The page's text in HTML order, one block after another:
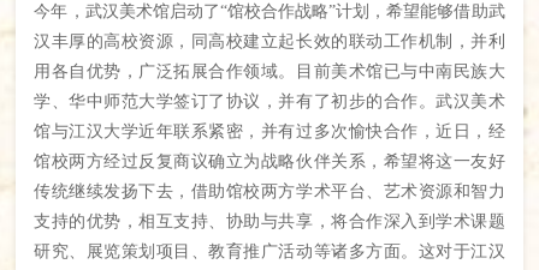
今年，武汉美术馆启动了“馆校合作战略”计划，希望能够借助武
汉丰厚的高校资源，同高校建立起长效的联动工作机制，并利
用各自优势，广泛拓展合作领域。目前美术馆已与中南民族大
学、华中师范大学签订了协议，并有了初步的合作。武汉美术
馆与江汉大学近年联系紧密，并有过多次愉快合作，近日，经
馆校两方经过反复商议确立为战略伙伴关系，希望将这一友好
传统继续发扬下去，借助馆校两方学术平台、艺术资源和智力
支持的优势，相互支持、协助与共享，将合作深入到学术课题
研究、展览策划项目、教育推广活动等诸多方面。这对于江汉